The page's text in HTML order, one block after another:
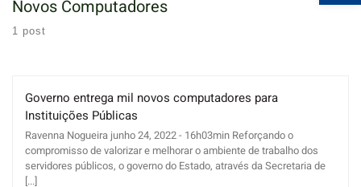
Novos Computadores
1 post
Governo entrega mil novos computadores para
Instituições Públicas
Ravenna Nogueira junho 24, 2022 - 16h03min Reforçando o
compromisso de valorizar e melhorar o ambiente de trabalho dos
servidores públicos, o governo do Estado, através da Secretaria de
[...]